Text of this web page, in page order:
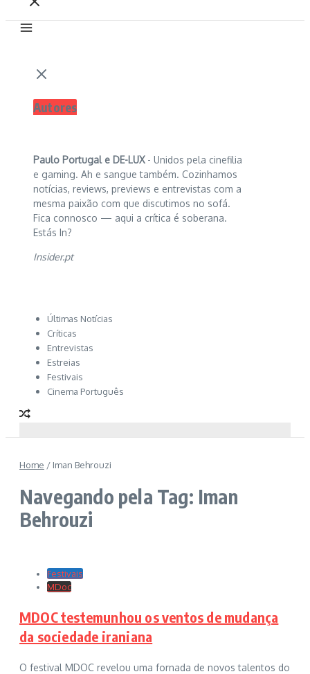
Autores
Paulo Portugal e DE-LUX - Unidos pela cinefilia
e gaming. Ah e sangue também. Cozinhamos
notícias, reviews, previews e entrevistas com a
mesma paixão com que discutimos no sofá.
Fica connosco — aqui a crítica é soberana.
Estás In?
Insider.pt
Últimas Notícias
Críticas
Entrevistas
Estreias
Festivais
Cinema Português
Home / Iman Behrouzi
Navegando pela Tag: Iman
Behrouzi
Festivais
MDoc
MDOC testemunhou os ventos de mudança
da sociedade iraniana
O festival MDOC revelou uma fornada de novos talentos do